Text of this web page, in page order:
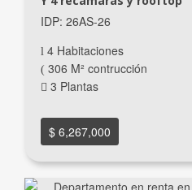
IDP: 26AS-26
4 Habitaciones
306 M² contrucción
3 Plantas
$ 6,267,000